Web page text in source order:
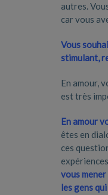
autres.
car vous
Vous
stimulant,
En amour,
est très
En amour
êtes en
ces
vous
les gens